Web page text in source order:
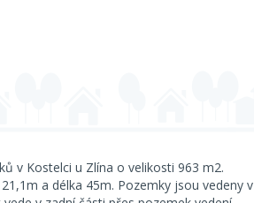
v Kostelci u Zlína o velikosti 963 m2.
a délka 45m. Pozemky jsou vedeny v